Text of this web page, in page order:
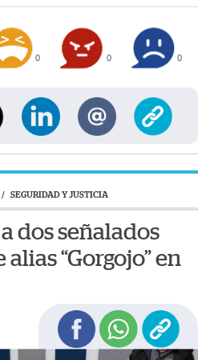
0 0 0
/ SEGURIDAD Y JUSTICIA
dos señalados
“Gorgojo” en